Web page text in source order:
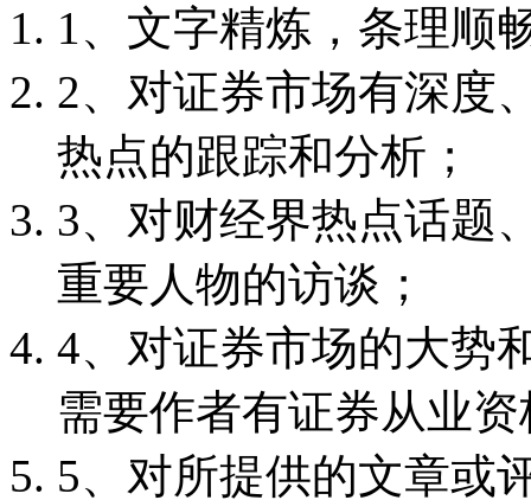
1、文字精炼，条理顺
2、对证券市场有深度
热点的跟踪和分析；
3、对财经界热点话题
重要人物的访谈；
4、对证券市场的大势
需要作者有证券从业
5、对所提供的文章或